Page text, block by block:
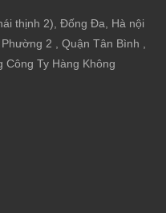
thịnh 2), Đống Đa, Hà nội
2 , Quận Tân Bình ,
Công Ty Hàng Không